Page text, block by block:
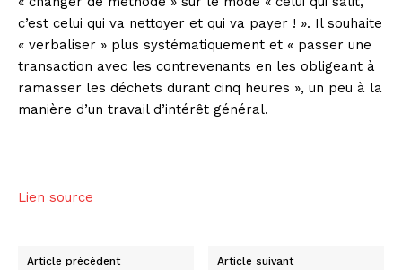
c’est celui qui va nettoyer et qui va payer ! ». Il souhaite
« verbaliser » plus systématiquement et « passer une
transaction avec les contrevenants en les obligeant à
ramasser les déchets durant cinq heures », un peu à la
manière d’un travail d’intérêt général.
Lien source
Article précédent Article suivant